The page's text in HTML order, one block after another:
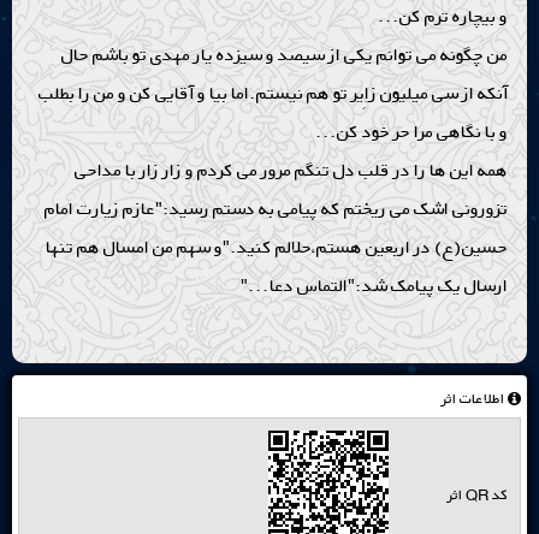
و بیچاره ترم کن...
من چگونه می توانم یکی از سیصد و سیزده یار مهدی تو باشم حال
آنکه از سی میلیون زاِِیر تو هم نیستم.اما بیا و آقایی کن و من را بطلب
و با نگاهی مرا حر خود کن...
همه این ها را در قلب دل تنگم مرور می کردم و زار زار با مداحی
تزورونی اشک می ریختم که پیامی به دستم رسید:"عازم زیارت امام
حسین(ع) در اربعین هستم،حلالم کنید."و سهم من امسال هم تنها
ارسال یک پیامک شد:"التماس دعا..."
اطلاعات اثر
کد QR اثر